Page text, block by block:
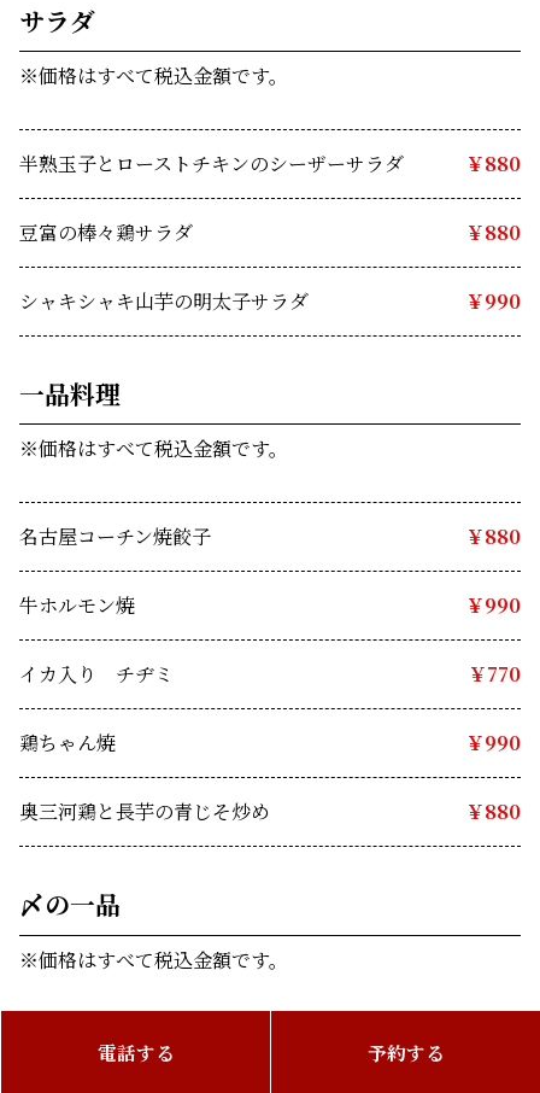
サラダ
※価格はすべて税込金額です。
半熟玉子とローストチキンのシーザーサラダ ￥880
豆富の棒々鶏サラダ ￥880
シャキシャキ山芋の明太子サラダ ￥990
一品料理
※価格はすべて税込金額です。
名古屋コーチン焼餃子 ￥880
牛ホルモン焼 ￥990
イカ入り　チヂミ ￥770
鶏ちゃん焼 ￥990
奥三河鶏と長芋の青じそ炒め ￥880
〆の一品
※価格はすべて税込金額です。
名古屋コーチンまぶし飯
電話する 予約する